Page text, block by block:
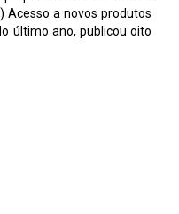
Acesso a novos produtos
último ano, publicou oito